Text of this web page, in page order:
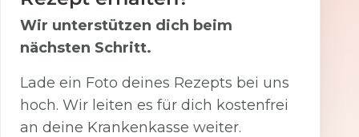
Wir unterstützen dich beim
nächsten Schritt.
Lade ein Foto deines Rezepts bei uns
hoch. Wir leiten es für dich kostenfrei
an deine Krankenkasse weiter.